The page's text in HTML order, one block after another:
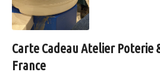
Carte Cadeau Atelier Poterie
France